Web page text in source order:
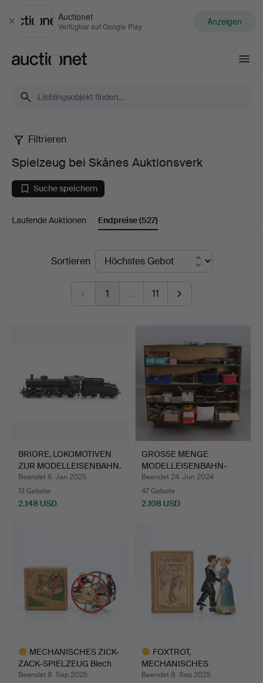
Schließen
Auctionet
Verfügbar auf Google Play Anzeigen
Spielzeug
bei
Skånes
Auktionsverk
Filtrieren
Spielzeug bei Skånes Auktionsverk
Suche speichern
Laufende Auktionen Endpreise(527)
EndpreiseSortieren
1 … 11
BRIORE, LOKOMOTIVEN
ZUR MODELLEISENBAHN.
P…
Beendet 6. Jan 2025
13 Gebote
2.148 USD
GROSSE MENGE
MODELLEISENBAHN-
RELATARAT. Gl…
Beendet 24. Jun 2024
47 Gebote
2.108 USD
MECHANISCHES ZICK-
ZACK-SPIELZEUG Blech
Leh…
Beendet 8. Sep 2025
FOXTROT,
MECHANISCHES
SPIELZEUG Lackiertes…
Beendet 8. Sep 2025